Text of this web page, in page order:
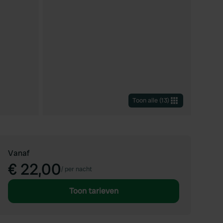
Toon alle (13)
Vanaf
€ 22,00/ per nacht
Toon tarieven